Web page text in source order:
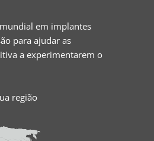
em implantes
para ajudar as
a experimentarem o
região